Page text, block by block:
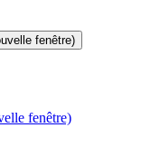
fenêtre)
fenêtre)